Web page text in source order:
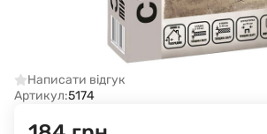
Написати відгук
Артикул:5174